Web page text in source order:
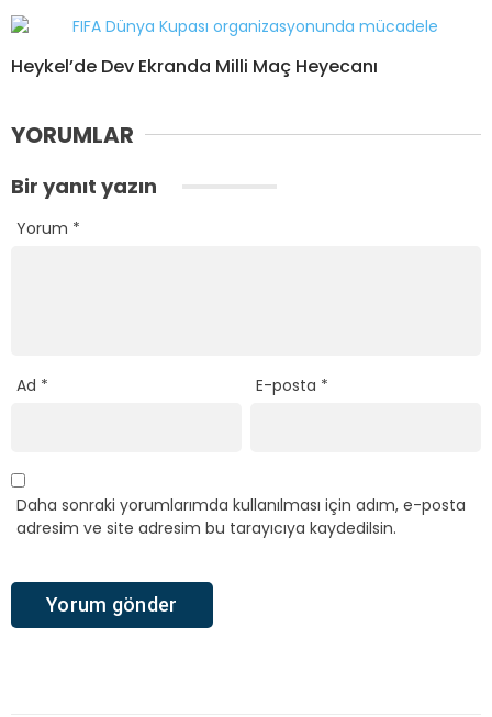
Heykel’de Dev Ekranda Milli Maç Heyecanı
YORUMLAR
Bir yanıt yazın
Yorum *
Ad * E-posta *
Daha sonraki yorumlarımda kullanılması için adım, e-posta
adresim ve site adresim bu tarayıcıya kaydedilsin.